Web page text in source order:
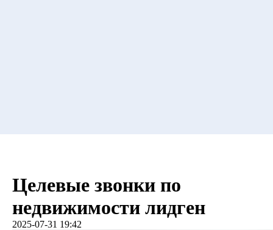
Целевые звонки по
недвижимости лидген
2025-07-31 19:42